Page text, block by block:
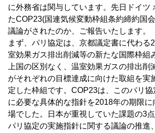
に外務省は関与しています。先日ドイツ
たCOP23(国連気候変動枠組条約締約国
議論がされたのか、ご報告いたします。
まず、パリ協定は、京都議定書に代わる
室効果ガス排出削減等の新たな国際枠組
上国の区別なく、温室効果ガスの排出
がそれぞれの目標達成に向けた取組を実
定した枠組です。COP23は、このパリ
に必要な具体的な指針を2018年の期限に
場でした。日本が重視していた課題の3
パリ協定の実施指針に関する議論の推進